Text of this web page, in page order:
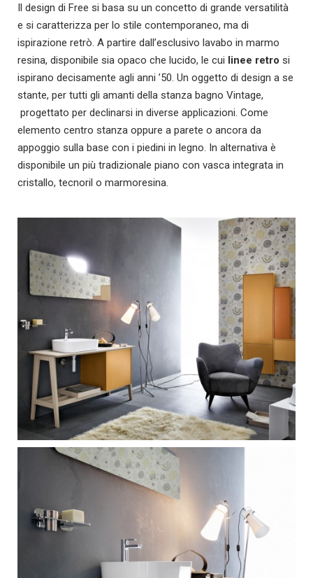
Il design di Free si basa su un concetto di grande versatilità
e si caratterizza per lo stile contemporaneo, ma di
ispirazione retrò. A partire dall’esclusivo lavabo in marmo
resina, disponibile sia opaco che lucido, le cui linee retro si
ispirano decisamente agli anni ’50. Un oggetto di design a se
stante, per tutti gli amanti della stanza bagno Vintage,
progettato per declinarsi in diverse applicazioni. Come
elemento centro stanza oppure a parete o ancora da
appoggio sulla base con i piedini in legno. In alternativa è
disponibile un più tradizionale piano con vasca integrata in
cristallo, tecnoril o marmoresina.